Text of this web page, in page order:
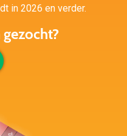
in 2026 en verder.